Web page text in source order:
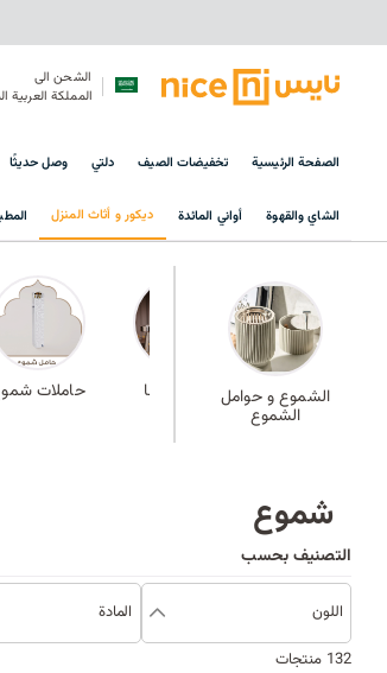
الشحن الى
المملكة العربية
الصفحة الرئيسية تخفيضات الصيف دلتي وصل حديثًا
الشاي والقهوة أواني المائدة ديكور و أثاث المنزل
الشموع و حوامل
الشموع
الأكثر مبيعًا حاملات
شموع
التصنيف بحسب
اللون المادة
132 منتجات